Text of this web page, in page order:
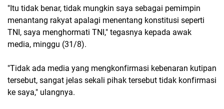
"Itu tidak benar, tidak mungkin saya sebagai pemimpin
menantang rakyat apalagi menentang konstitusi seperti
TNI, saya menghormati TNI," tegasnya kepada awak
media, minggu (31/8).
"Tidak ada media yang mengkonfirmasi kebenaran kutipan
tersebut, sangat jelas sekali pihak tersebut tidak konfirmasi
ke saya," ulangnya.